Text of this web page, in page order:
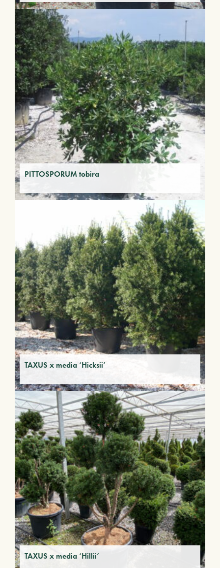
PITTOSPORUM tobira
TAXUS x media ‘Hicksii’
TAXUS x media ‘Hillii’